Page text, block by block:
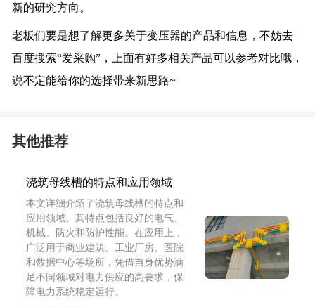
新的研究方向。
老板们要是想了解更多关于变压器的产品和信息，不妨去
百度搜索“爱采购”，上面有好多相关产品可以参考对比哦，
说不定能给你的选择带来新思路~
其他推荐
浇筑母线槽的特点和应用领域
本文详细介绍了浇筑母线槽的特点和
应用领域。其特点包括良好的电气、
机械、防火和防护性能。在应用上，
广泛用于商业建筑、工业厂房、医院
和数据中心等场所，凭借自身优势满
足不同领域对电力供应的高要求，保
障电力系统稳定运行。